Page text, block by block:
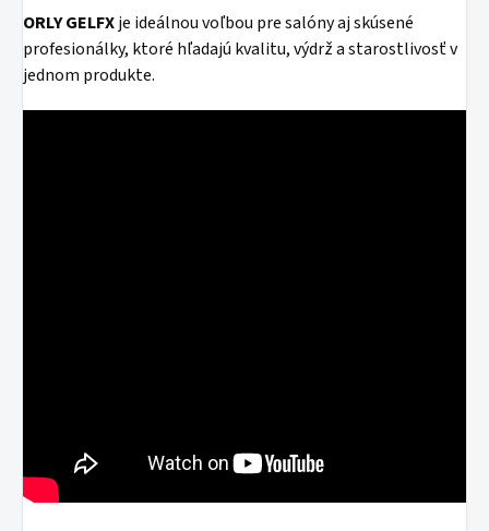
ORLY GELFXje ideálnou voľbou pre salóny aj skúsené
profesionálky, ktoré hľadajú kvalitu, výdrž a starostlivosť v
jednom produkte.